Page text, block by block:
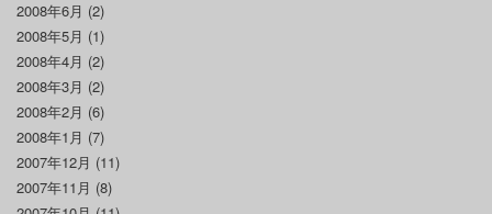
2008年6月 (2)
2008年5月 (1)
2008年4月 (2)
2008年3月 (2)
2008年2月 (6)
2008年1月 (7)
2007年12月 (11)
2007年11月 (8)